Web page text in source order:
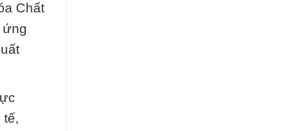
Chất
ứng
tế,